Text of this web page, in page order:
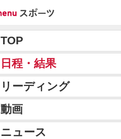
TOP
日程・結果
リーディング
動画
ニュース